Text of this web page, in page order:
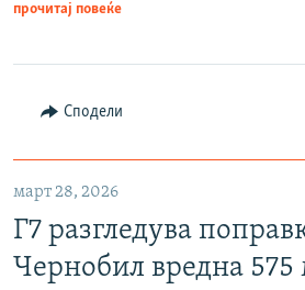
прочитај повеќе
Сподели
март 28, 2026
Г7 разгледува
Чернобил вредна